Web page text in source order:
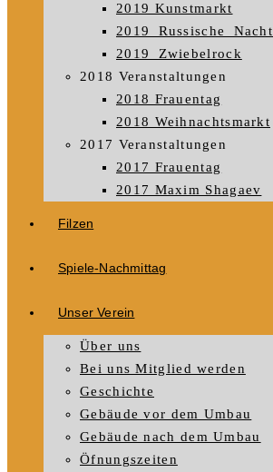
2019 Kunstmarkt
2019_Russische_Nacht
2019_Zwiebelrock
2018 Veranstaltungen
2018 Frauentag
2018 Weihnachtsmarkt
2017 Veranstaltungen
2017 Frauentag
2017 Maxim Shagaev
Filzen
Spiele-Nachmittag
Unser Verein
Über uns
Bei uns Mitglied werden
Geschichte
Gebäude vor dem Umbau
Gebäude nach dem Umbau
Öfnungszeiten